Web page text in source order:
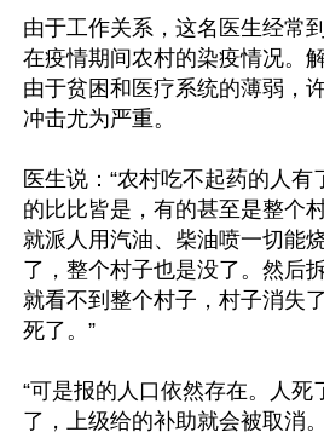
由于工作关系，这名医生经常
在疫情期间农村的染疫情况。
由于贫困和医疗系统的薄弱，
冲击尤为严重。
医生说：“农村吃不起药的人
的比比皆是，有的甚至是整个
就派人用汽油、柴油喷一切能
了，整个村子也是没了。然后
就看不到整个村子，村子消失
死了。”
“可是报的人口依然存在。人死
了，上级给的补助就会被取消